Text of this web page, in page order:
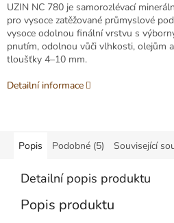
UZIN NC 780 je samorozlévací
pro vysoce zatěžované průmyslové
vysoce odolnou finální vrstvu s
pnutím, odolnou vůči vlhkosti, olejům
tloušťky 4–10 mm.
Detailní informace
Popis Podobné (5) Související
Detailní popis produktu
Popis produktu